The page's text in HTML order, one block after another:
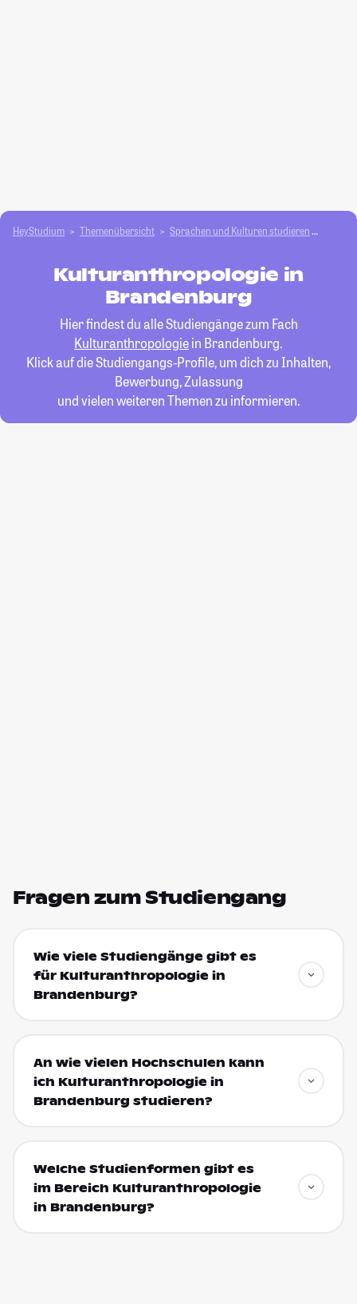
HeyStudium Themenübersicht Sprachen und Kulturen studieren
Kulturanthropologie in
Brandenburg
Hier findest du alle Studiengänge zum Fach
Kulturanthropologiein Brandenburg.
Klick auf die Studiengangs-Profile, um dich zu Inhalten,
Bewerbung, Zulassung
und vielen weiteren Themen zu informieren.
Fragen zum Studiengang
Wie viele Studiengänge gibt es
für Kulturanthropologie in
Brandenburg?
An wie vielen Hochschulen kann
ich Kulturanthropologie in
Brandenburg studieren?
Welche Studienformen gibt es
im Bereich Kulturanthropologie
in Brandenburg?